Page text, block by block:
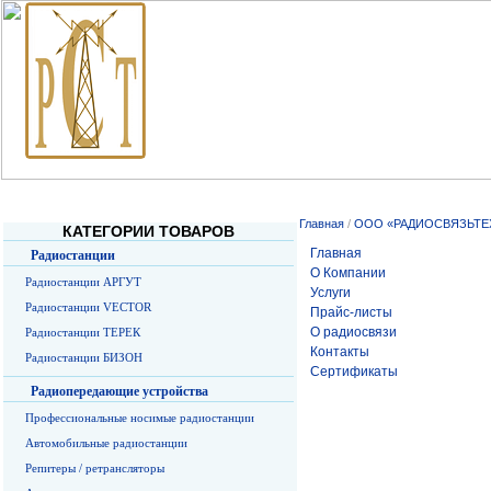
КАТЕГОРИИ ТОВАРОВ
Радиостанции
Радиостанции АРГУТ
Радиостанции VECTOR
Радиостанции ТЕРЕК
Радиостанции БИЗОН
Радиопередающие устройства
Профессиональные носимые радиостанции
Автомобильные радиостанции
Репитеры / ретрансляторы
Главная / ООО
Главная
О Компании
Услуги
Прайс-листы
О радиосвязи
Контакты
Сертификаты